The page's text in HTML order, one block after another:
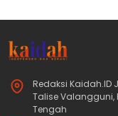
Redaksi Kaidah.ID
Talise Valangguni,
Tengah